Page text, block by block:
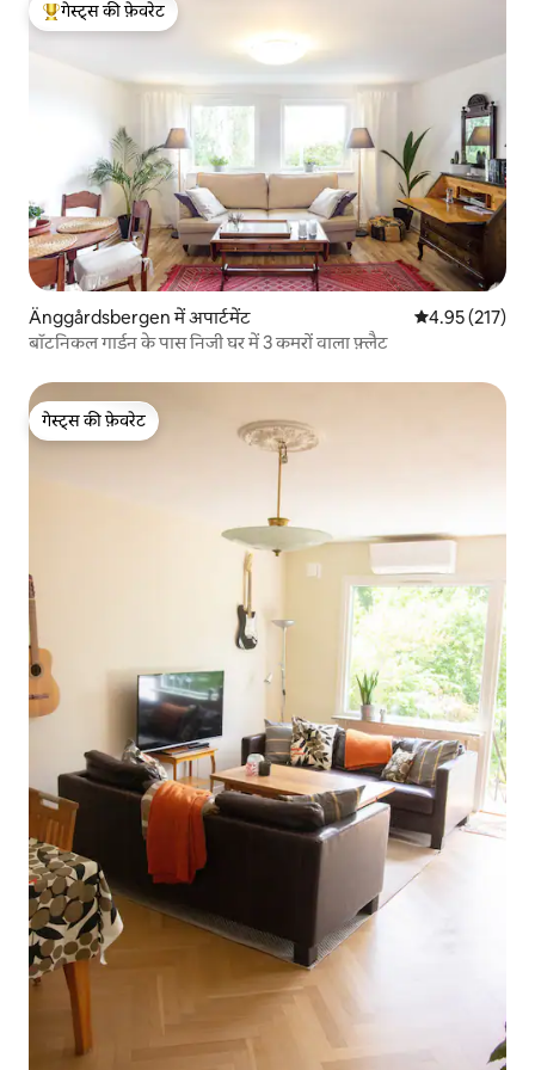
गेस्ट्स का टॉप फ़ेवरेट
गेस्ट्स की फ़ेवरेट
Änggårdsbergen में अपार्टमेंट औसत रेटिंग 5 में से
4.95 (217)
बॉटनिकल गार्डन के पास निजी घर में 3 कमरों वाला फ़्लैट
गेस्ट्स की फ़ेवरेट
गेस्ट्स की फ़ेवरेट